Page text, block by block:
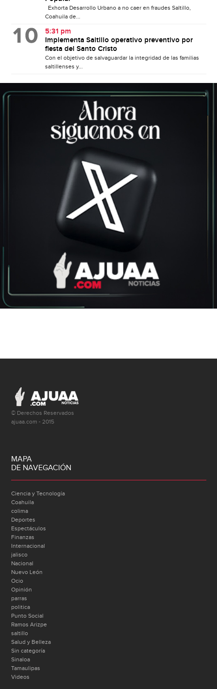
Exhorta Desarrollo Urbano a no caer en fraudes Saltillo,
Coahuila de...
5:31 pm
Implementa Saltillo operativo preventivo por
fiesta del Santo Cristo
Con el objetivo de salvaguardar la integridad de las familias
saltillenses y...
© Derechos Reservados
ajuaa.com - 2015
MAPA
DE NAVEGACIÓN
Ciencia y Tecnología
Coahuila
colima
Deportes
Espectáculos
Finanzas
Internacional
jalisco
Nacional
Nuevo León
Ocio
Opinión
parras
politica
Punto Social
Ramos Arizpe
saltillo
Salud y Belleza
Sin categoría
Sinaloa
Tamaulipas
Videos